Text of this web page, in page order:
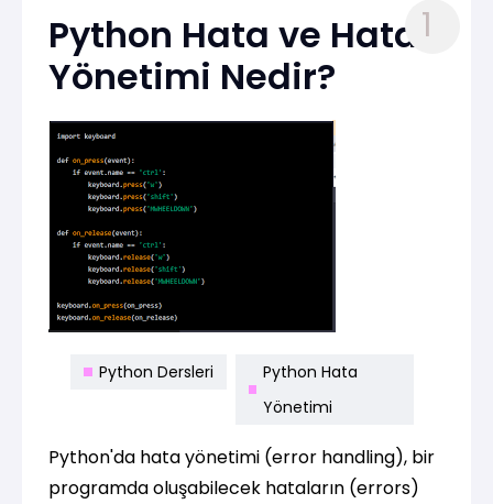
Python Hata ve Hata
Yönetimi Nedir?
1
Python Dersleri
Python Hata
Yönetimi
Python'da hata yönetimi (error handling), bir
programda oluşabilecek hataların (errors)